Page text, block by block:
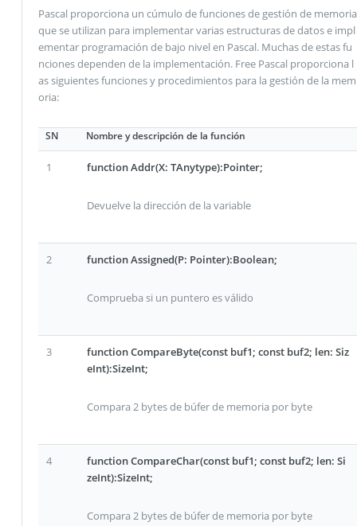
Pascal proporciona un cúmulo de funciones de gestión de memoria
que se utilizan para implementar varias estructuras de datos e impl
ementar programación de bajo nivel en Pascal. Muchas de estas fu
nciones dependen de la implementación. Free Pascal proporciona l
as siguientes funciones y procedimientos para la gestión de la mem
oria:
SN Nombre y descripción de la función
1 function Addr(X: TAnytype):Pointer;
Devuelve la dirección de la variable
2 function Assigned(P: Pointer):Boolean;
Comprueba si un puntero es válido
3
function CompareByte(const buf1; const buf2; len: Siz
eInt):SizeInt;
Compara 2 bytes de búfer de memoria por byte
4
function CompareChar(const buf1; const buf2; len: Si
zeInt):SizeInt;
Compara 2 bytes de búfer de memoria por byte